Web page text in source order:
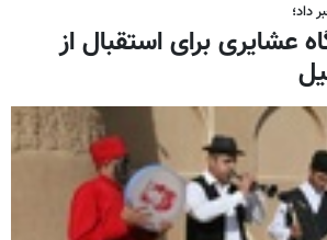
داد؛
نوروزگاه عشایری برای استقبال از